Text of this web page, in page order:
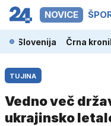
NOVICE
Slovenija Črna
TUJINA
Vedno več
ukrajinsko